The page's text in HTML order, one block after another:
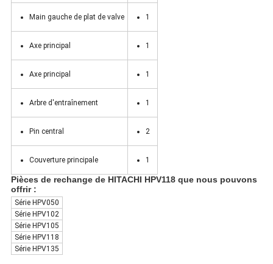
Main gauche de plat de valve 1
Axe principal 1
Axe principal 1
Arbre d'entraînement 1
Pin central 2
Couverture principale 1
Pièces de rechange de HITACHI HPV118 que nous pouvons
offrir :
Série HPV050
Série HPV102
Série HPV105
Série HPV118
Série HPV135